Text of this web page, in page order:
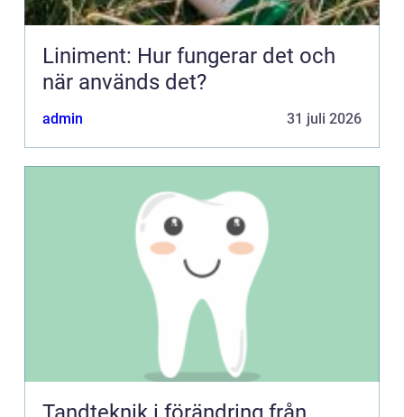
Liniment: Hur fungerar det och
när används det?
admin 31 juli 2026